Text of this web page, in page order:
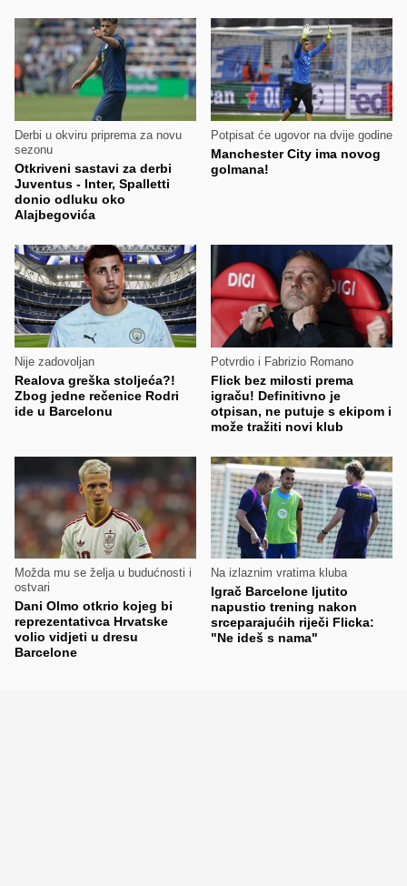
Derbi u okviru priprema za novu
sezonu
Otkriveni sastavi za derbi
Juventus - Inter, Spalletti
donio odluku oko
Alajbegovića
Potpisat će ugovor na dvije godine
Manchester City ima novog
golmana!
Nije zadovoljan
Realova greška stoljeća?!
Zbog jedne rečenice Rodri
ide u Barcelonu
Potvrdio i Fabrizio Romano
Flick bez milosti prema
igraču! Definitivno je
otpisan, ne putuje s ekipom i
može tražiti novi klub
Možda mu se želja u budućnosti i
ostvari
Dani Olmo otkrio kojeg bi
reprezentativca Hrvatske
volio vidjeti u dresu
Barcelone
Na izlaznim vratima kluba
Igrač Barcelone ljutito
napustio trening nakon
srceparajućih riječi Flicka:
"Ne ideš s nama"